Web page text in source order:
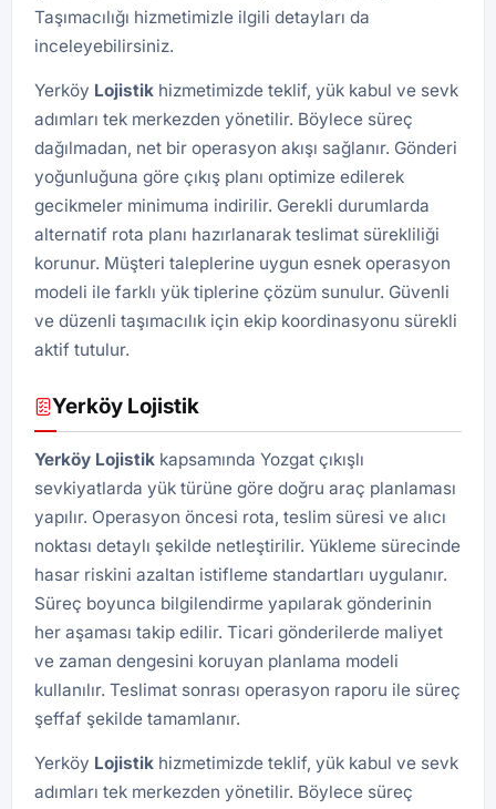
Taşımacılığı hizmetimizle ilgili detayları da
inceleyebilirsiniz.
Yerköy Lojistik hizmetimizde teklif, yük kabul ve sevk
adımları tek merkezden yönetilir. Böylece süreç
dağılmadan, net bir operasyon akışı sağlanır. Gönderi
yoğunluğuna göre çıkış planı optimize edilerek
gecikmeler minimuma indirilir. Gerekli durumlarda
alternatif rota planı hazırlanarak teslimat sürekliliği
korunur. Müşteri taleplerine uygun esnek operasyon
modeli ile farklı yük tiplerine çözüm sunulur. Güvenli
ve düzenli taşımacılık için ekip koordinasyonu sürekli
aktif tutulur.
Yerköy Lojistik
Yerköy Lojistik kapsamında Yozgat çıkışlı
sevkiyatlarda yük türüne göre doğru araç planlaması
yapılır. Operasyon öncesi rota, teslim süresi ve alıcı
noktası detaylı şekilde netleştirilir. Yükleme sürecinde
hasar riskini azaltan istifleme standartları uygulanır.
Süreç boyunca bilgilendirme yapılarak gönderinin
her aşaması takip edilir. Ticari gönderilerde maliyet
ve zaman dengesini koruyan planlama modeli
kullanılır. Teslimat sonrası operasyon raporu ile süreç
şeffaf şekilde tamamlanır.
Yerköy Lojistik hizmetimizde teklif, yük kabul ve sevk
adımları tek merkezden yönetilir. Böylece süreç